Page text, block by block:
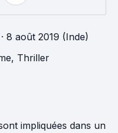
· 8 août 2019 (Inde)
, Thriller
impliquées dans un